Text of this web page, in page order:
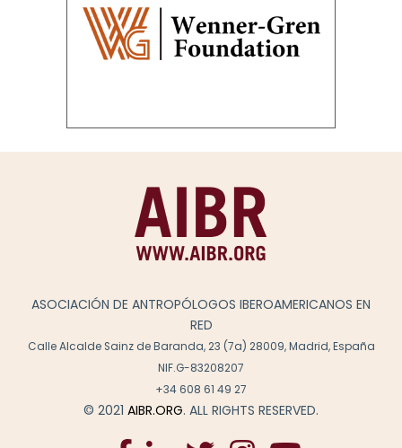
ASOCIACIÓN DE ANTROPÓLOGOS IBEROAMERICANOS EN
RED
Calle Alcalde Sainz de Baranda, 23 (7a) 28009, Madrid, España
NIF.G-83208207
+34 608 61 49 27
© 2021 AIBR.ORG. ALL RIGHTS RESERVED.